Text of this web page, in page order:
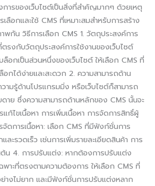
การของเว็บไซต์เป็นสิ่งที่สำคัญมากๆ ด้วยเหตุ
เลือกและใช้ CMS ที่เหมาะสมสำหรับการสร้าง
พกัน วิธีการเลือก CMS 1. วัตถุประสงค์การ
ตรงกับวัตถุประสงค์การใช้งานของเว็บไซต์
ล็อกเป็นส่วนหนึ่งของเว็บไซต์ ให้เลือก CMS ที่
กได้ง่ายและสะดวก 2. ความสามารถด้าน
ามรู้ด้านโปรแกรมมิ่ง หรือเว็บไซต์ก็สามารถ
ดาย ซึ่งความสามารถด้านหลักของ CMS นั้นจะ
แก้ไขเนื้อหา การเพิ่มเนื้อหา การจัดการสิทธิ์ผู้
จัดการเนื้อหา: เลือก CMS ที่มีฟังก์ชั่นการ
ละรวดเร็ว เช่นการเพิ่มรายละเอียดสินค้า การ
น 4. การปรับแต่ง: หากต้องการปรับแต่ง
พาะที่ตรงตามความต้องการ ให้เลือก CMS ที่
างไม่ยาก และมีฟังก์ชั่นการปรับแต่งหลาก